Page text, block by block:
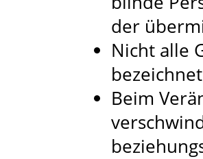
der
Nicht alle
Beim